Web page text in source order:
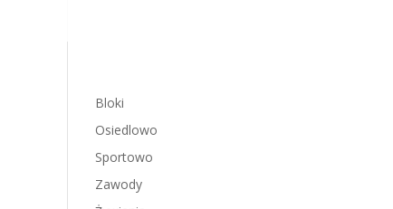
Bloki
Osiedlowo
Sportowo
Zawody